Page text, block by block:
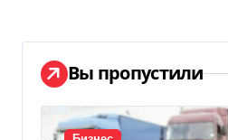
Вы пропустили